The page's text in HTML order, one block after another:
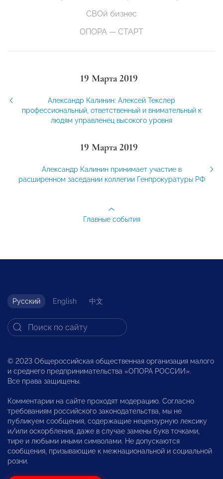
СВОй бизнес
ОПОРА — СТАРТ
19 Марта 2019
Александр Калинин: Алексей Текслер
профессиональный, ответственный и внимательный к
людям управленец высокого уровня
19 Марта 2019
Александр Калинин принимает участие в
расширенном заседании коллегии Генпрокуратуры РФ
Главные события
Русский English 中文
© 2023 Общероссийская общественная организация малого
и среднего предпринимательства «ОПОРА РОССИИ».
Все права защищены.
Комментарии на сайте проходят модерацию. Согласно
требованиям российского законодательства, мы не
публикуем сообщения, содержащие нецензурную лексику
и/или оскорбления, даже в случае замены букв точками,
тире и любыми иными символами. Не допускаются
сообщения, призывающие к межнациональной и социальной
розни.